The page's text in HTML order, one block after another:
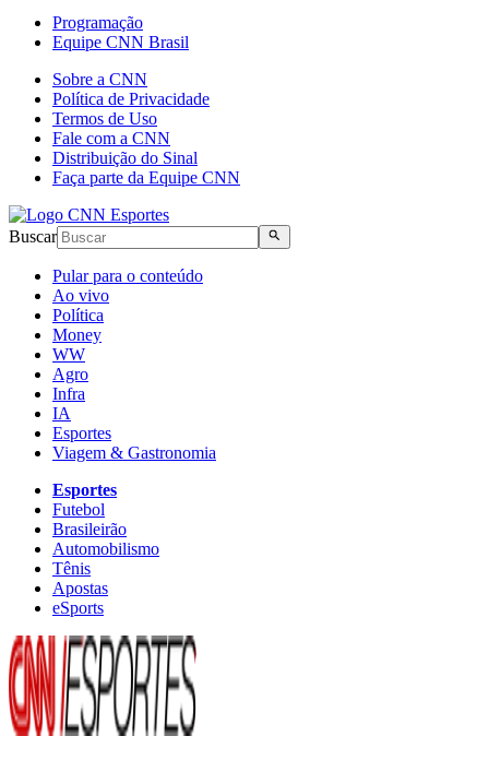
Programação
Equipe CNN Brasil
Sobre a CNN
Política de Privacidade
Termos de Uso
Fale com a CNN
Distribuição do Sinal
Faça parte da Equipe CNN
Buscar
Pular para o conteúdo
Ao vivo
Política
Money
WW
Agro
Infra
IA
Esportes
Viagem & Gastronomia
Esportes
Futebol
Brasileirão
Automobilismo
Tênis
Apostas
eSports